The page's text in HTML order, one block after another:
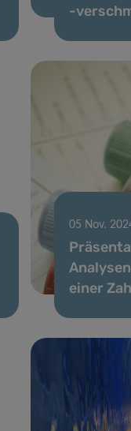
-
05 Nov.
einer